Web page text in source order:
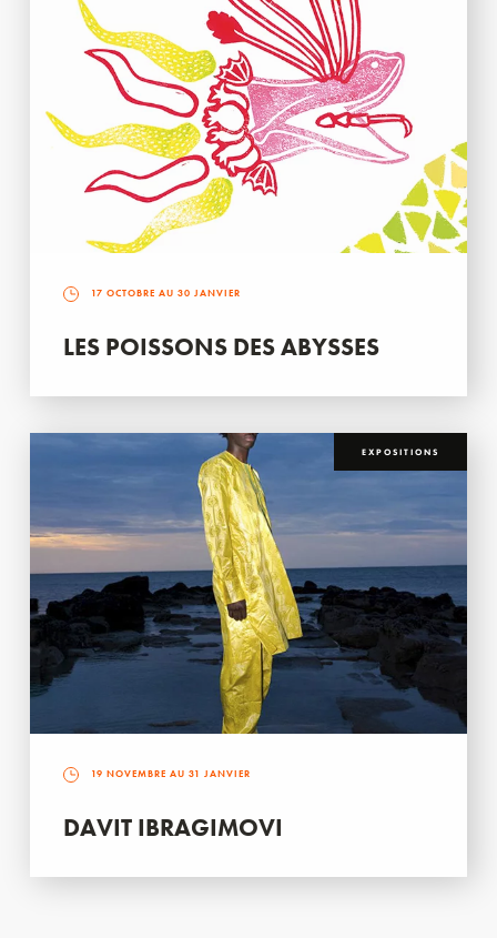
17 OCTOBRE AU 30 JANVIER
LES POISSONS DES ABYSSES
EXPOSITIONS
19 NOVEMBRE AU 31 JANVIER
DAVIT IBRAGIMOVI